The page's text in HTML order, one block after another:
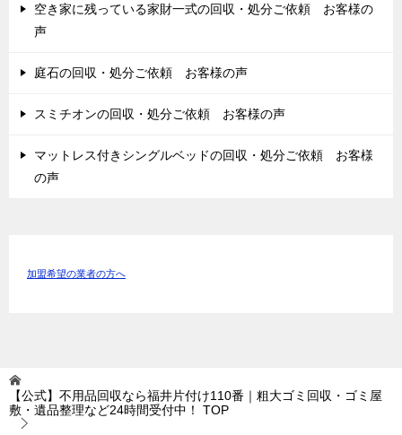
空き家に残っている家財一式の回収・処分ご依頼 お客様の
声
庭石の回収・処分ご依頼 お客様の声
スミチオンの回収・処分ご依頼 お客様の声
マットレス付きシングルベッドの回収・処分ご依頼 お客様
の声
加盟希望の業者の方へ
【公式】不用品回収なら福井片付け110番｜粗大ゴミ回収・ゴミ屋
敷・遺品整理など24時間受付中！
TOP